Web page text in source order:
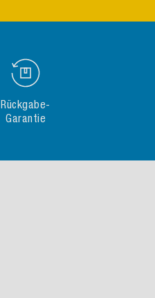
Rückgabe-
Garantie